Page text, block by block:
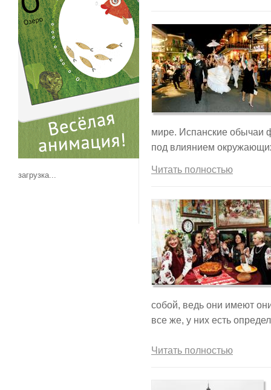
загрузка...
мире. Испанские обычаи
под влиянием
Читать полностью
собой, ведь они имеют
все же, у них есть
Читать полностью